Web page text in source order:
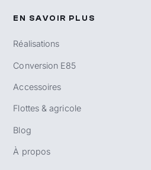
EN SAVOIR PLUS
Réalisations
Conversion E85
Accessoires
Flottes & agricole
Blog
À propos